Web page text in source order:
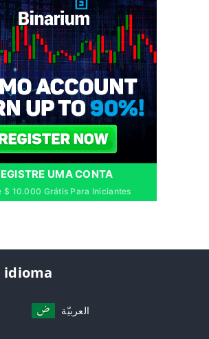
UMA CONTA
$ 10.000 Grátis Para Iniciantes
idioma
العربيّة